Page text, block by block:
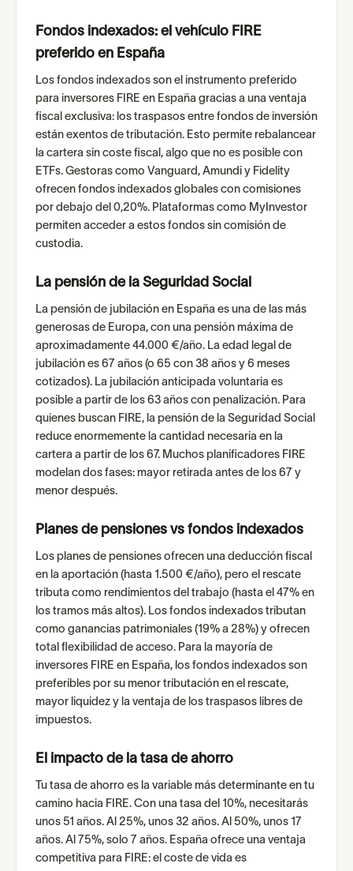
Fondos indexados: el vehículo FIRE
preferido en España
Los fondos indexados son el instrumento preferido
para inversores FIRE en España gracias a una ventaja
fiscal exclusiva: los traspasos entre fondos de inversión
están exentos de tributación. Esto permite rebalancear
la cartera sin coste fiscal, algo que no es posible con
ETFs. Gestoras como Vanguard, Amundi y Fidelity
ofrecen fondos indexados globales con comisiones
por debajo del 0,20%. Plataformas como MyInvestor
permiten acceder a estos fondos sin comisión de
custodia.
La pensión de la Seguridad Social
La pensión de jubilación en España es una de las más
generosas de Europa, con una pensión máxima de
aproximadamente 44.000 €/año. La edad legal de
jubilación es 67 años (o 65 con 38 años y 6 meses
cotizados). La jubilación anticipada voluntaria es
posible a partir de los 63 años con penalización. Para
quienes buscan FIRE, la pensión de la Seguridad Social
reduce enormemente la cantidad necesaria en la
cartera a partir de los 67. Muchos planificadores FIRE
modelan dos fases: mayor retirada antes de los 67 y
menor después.
Planes de pensiones vs fondos indexados
Los planes de pensiones ofrecen una deducción fiscal
en la aportación (hasta 1.500 €/año), pero el rescate
tributa como rendimientos del trabajo (hasta el 47% en
los tramos más altos). Los fondos indexados tributan
como ganancias patrimoniales (19% a 28%) y ofrecen
total flexibilidad de acceso. Para la mayoría de
inversores FIRE en España, los fondos indexados son
preferibles por su menor tributación en el rescate,
mayor liquidez y la ventaja de los traspasos libres de
impuestos.
El impacto de la tasa de ahorro
Tu tasa de ahorro es la variable más determinante en tu
camino hacia FIRE. Con una tasa del 10%, necesitarás
unos 51 años. Al 25%, unos 32 años. Al 50%, unos 17
años. Al 75%, solo 7 años. España ofrece una ventaja
competitiva para FIRE: el coste de vida es